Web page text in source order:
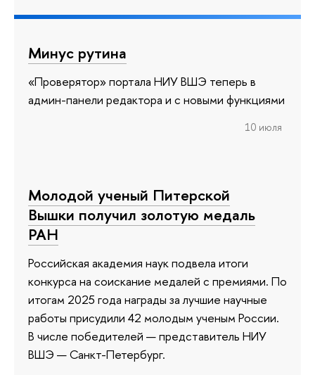
Минус рутина
«Проверятор» портала НИУ ВШЭ теперь в
админ-панели редактора и с новыми функциями
10 июля
Молодой ученый Питерской
Вышки получил золотую медаль
РАН
Российская академия наук подвела итоги
конкурса на соискание медалей с премиями. По
итогам 2025 года награды за лучшие научные
работы присудили 42 молодым ученым России.
В числе победителей — представитель НИУ
ВШЭ — Санкт-Петербург.